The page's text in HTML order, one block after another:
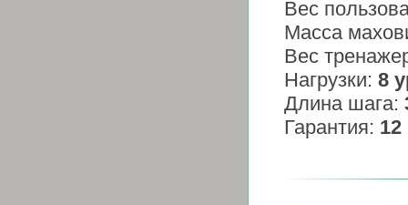
Вес
Масса
Вес
Нагрузки: 8
Длина шага:
Гарантия: 12